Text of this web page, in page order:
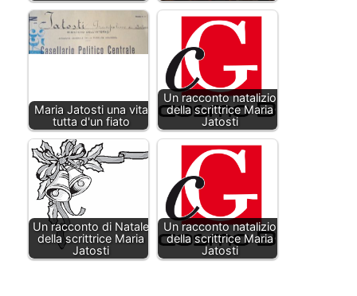
Maria Jatosti una vita
tutta d'un fiato
Un racconto natalizio
della scrittrice Maria
Jatosti
Un racconto di Natale
della scrittrice Maria
Jatosti
Un racconto natalizio
della scrittrice Maria
Jatosti